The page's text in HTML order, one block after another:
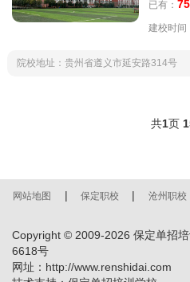
已有：
建校时间
院校地址：贵州省遵义市延安路314号
共1页
网站地图 | 保定职校 | 沧州职校
Copyright © 2009-2026 保定单招
6618号
网址：http://www.renshidai.com